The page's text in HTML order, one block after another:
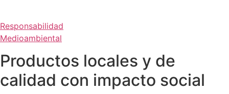
Responsabilidad
Medioambiental
Productos locales y de
calidad con impacto social